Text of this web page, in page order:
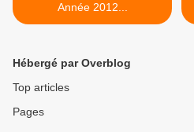
Année 2012...
Hébergé par Overblog
Top articles
Pages